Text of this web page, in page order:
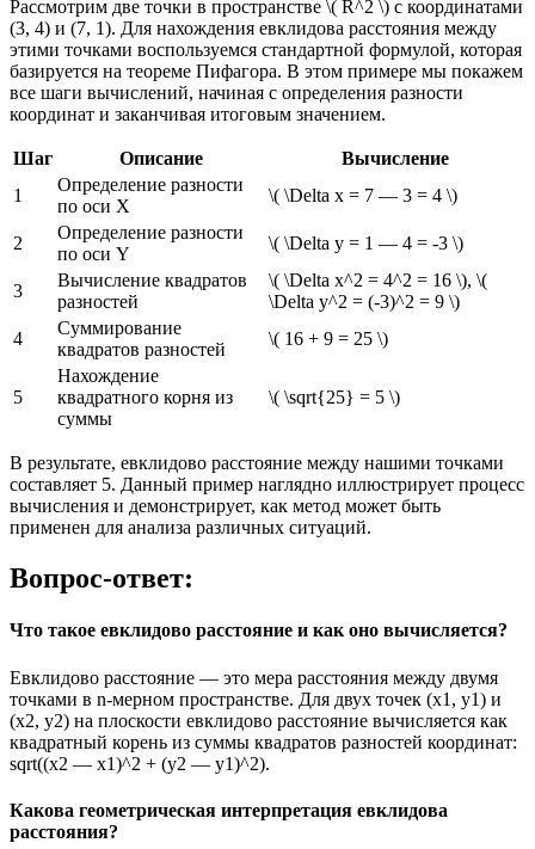
Рассмотрим две точки в пространстве \( R^2 \) с координатами
(3, 4) и (7, 1). Для нахождения евклидова расстояния между
этими точками воспользуемся стандартной формулой, которая
базируется на теореме Пифагора. В этом примере мы покажем
все шаги вычислений, начиная с определения разности
координат и заканчивая итоговым значением.
Шаг Описание
Вычисление
1
Определение разности
по оси X
\( \Delta x = 7 — 3 = 4 \)
2
Определение разности
по оси Y
\( \Delta y = 1 — 4 = -3 \)
3
Вычисление квадратов
разностей
\( \Delta x^2 = 4^2 = 16 \), \(
\Delta y^2 = (-3)^2 = 9 \)
4
Суммирование
квадратов разностей
\( 16 + 9 = 25 \)
5
Нахождение
квадратного корня из
суммы
\( \sqrt{25} = 5 \)
В результате, евклидово расстояние между нашими точками
составляет 5. Данный пример наглядно иллюстрирует процесс
вычисления и демонстрирует, как метод может быть
применен для анализа различных ситуаций.
Вопрос-ответ:
Что такое евклидово расстояние и как оно вычисляется?
Евклидово расстояние — это мера расстояния между двумя
точками в n-мерном пространстве. Для двух точек (x1, y1) и
(x2, y2) на плоскости евклидово расстояние вычисляется как
квадратный корень из суммы квадратов разностей координат:
sqrt((x2 — x1)^2 + (y2 — y1)^2).
Какова геометрическая интерпретация евклидова
расстояния?